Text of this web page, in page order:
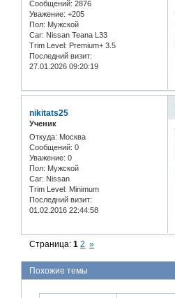
Сообщений: 2876
Уважение: +205
Пол: Мужской
Car: Nissan Teana L33
Trim Level: Premium+ 3.5
Последний визит:
27.01.2026 09:20:19
nikitats25
Ученик
Откуда: Москва
Сообщений: 0
Уважение: 0
Пол: Мужской
Car: Nissan
Trim Level: Minimum
Последний визит:
01.02.2016 22:44:58
Страница:1 2 »
Похожие темы